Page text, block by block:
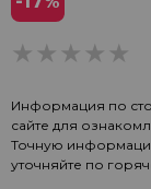
Информация по
сайте для
Точную
уточняйте по